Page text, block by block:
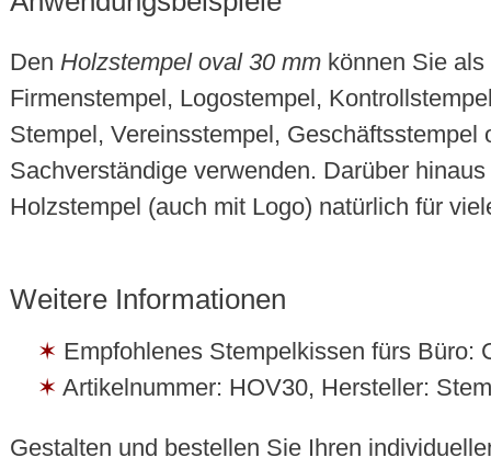
Den Holzstempel oval 30 mmkönnen Sie als
Firmenstempel, Logostempel,
Stempel, Vereinsstempel, Geschäftsstempel
Sachverständige verwenden. Darüber
Holzstempel (auch mit Logo) natürlich für
Weitere Informationen
Empfohlenes Stempelkissen fürs Büro:
Artikelnummer: HOV30, Hersteller:
Gestalten und bestellen Sie Ihren